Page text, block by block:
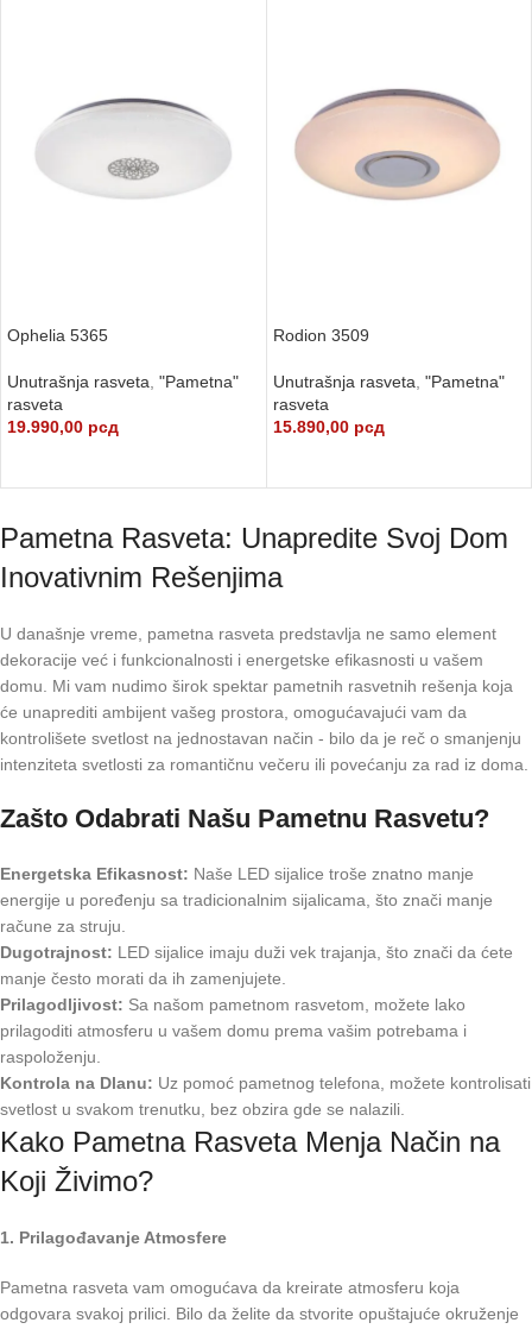
Ophelia 5365
Unutrašnja rasveta "Pametna"
rasveta
19.990,00 рсд
Rodion 3509
Unutrašnja rasveta "Pametna"
rasveta
15.890,00 рсд
Pametna Rasveta: Unapredite Svoj Dom
Inovativnim Rešenjima
U današnje vreme, pametna rasveta predstavlja ne samo element
dekoracije već i funkcionalnosti i energetske efikasnosti u vašem
domu. Mi vam nudimo širok spektar pametnih rasvetnih rešenja koja
će unaprediti ambijent vašeg prostora, omogućavajući vam da
kontrolišete svetlost na jednostavan način - bilo da je reč o smanjenju
intenziteta svetlosti za romantičnu večeru ili povećanju za rad iz doma.
Zašto Odabrati Našu Pametnu Rasvetu?
Energetska Efikasnost: Naše LED sijalice troše znatno manje
energije u poređenju sa tradicionalnim sijalicama, što znači manje
račune za struju.
Dugotrajnost: LED sijalice imaju duži vek trajanja, što znači da ćete
manje često morati da ih zamenjujete.
Prilagodljivost: Sa našom pametnom rasvetom, možete lako
prilagoditi atmosferu u vašem domu prema vašim potrebama i
raspoloženju.
Kontrola na Dlanu: Uz pomoć pametnog telefona, možete kontrolisati
svetlost u svakom trenutku, bez obzira gde se nalazili.
Kako Pametna Rasveta Menja Način na
Koji Živimo?
1. Prilagođavanje Atmosfere
Pametna rasveta vam omogućava da kreirate atmosferu koja
odgovara svakoj prilici. Bilo da želite da stvorite opuštajuće okruženje